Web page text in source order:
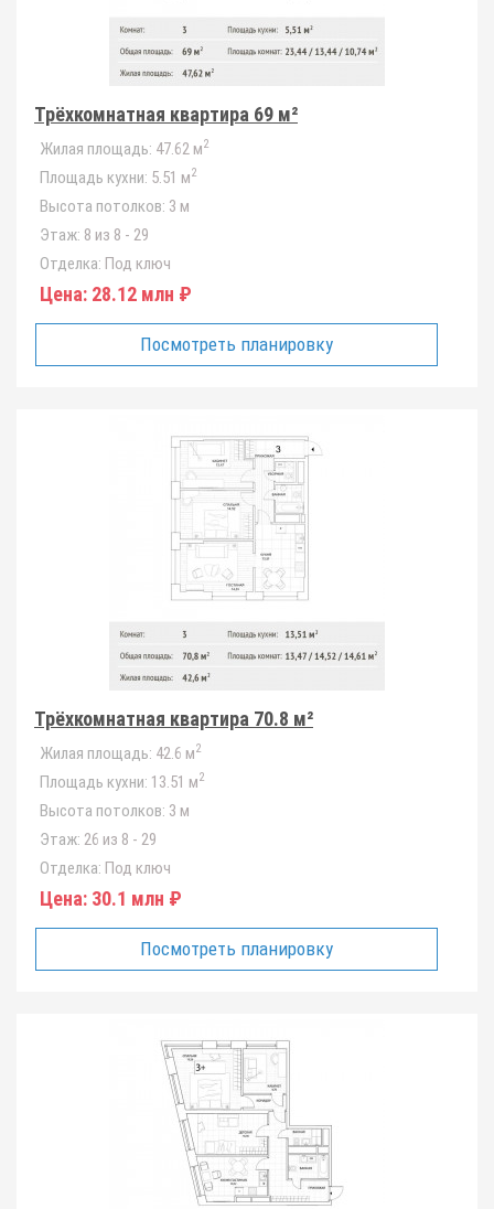
Трёхкомнатная квартира 69 м²
Жилая площадь: 47.62 м2
Площадь кухни: 5.51 м2
Высота потолков: 3 м
Этаж: 8 из 8 - 29
Отделка: Под ключ
Цена: 28.12 млн ₽
Посмотреть планировку
Трёхкомнатная квартира 70.8 м²
Жилая площадь: 42.6 м2
Площадь кухни: 13.51 м2
Высота потолков: 3 м
Этаж: 26 из 8 - 29
Отделка: Под ключ
Цена: 30.1 млн ₽
Посмотреть планировку